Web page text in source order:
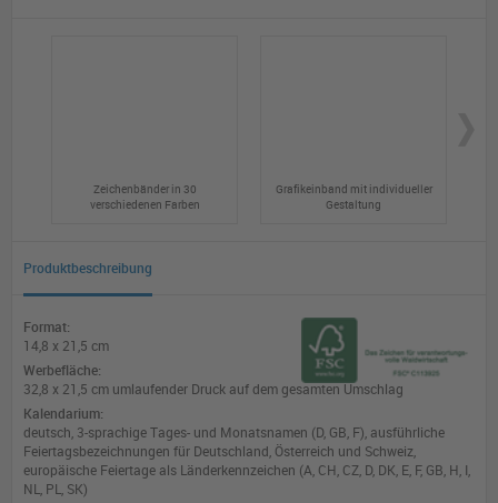
Zeichenbänder in 30
verschiedenen Farben
Grafikeinband mit individueller
Gestaltung
Produktbeschreibung
Format:
14,8 x 21,5 cm
Werbefläche:
32,8 x 21,5 cm umlaufender Druck auf dem gesamten Umschlag
Kalendarium:
deutsch, 3-sprachige Tages- und Monatsnamen (D, GB, F), ausführliche
Feiertagsbezeichnungen für Deutschland, Österreich und Schweiz,
europäische Feiertage als Länderkennzeichen (A, CH, CZ, D, DK, E, F, GB, H, I,
NL, PL, SK)